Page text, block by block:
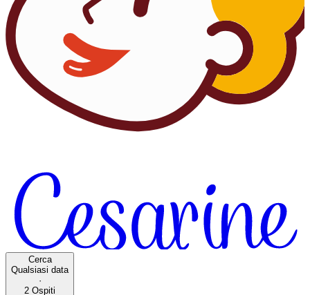
Cerca
Qualsiasi data
·
2 Ospiti